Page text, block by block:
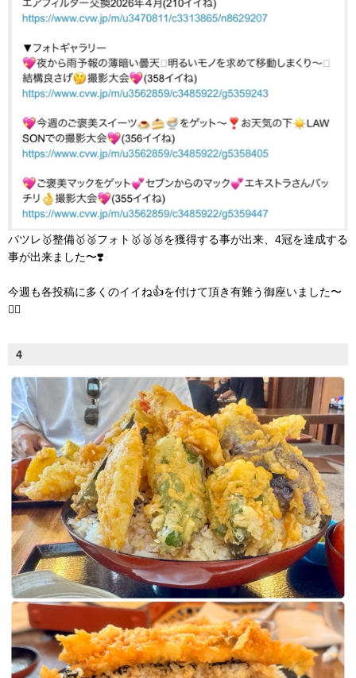
パツレ🥇整備🥇🥈フォト🥇🥈🥉を獲得する事が出来、4冠を達成する
事が出来ました〜❣️
今週も各投稿に多くのイイね👍を付けて頂き有難う御座いました〜
🙇‍♀️
4